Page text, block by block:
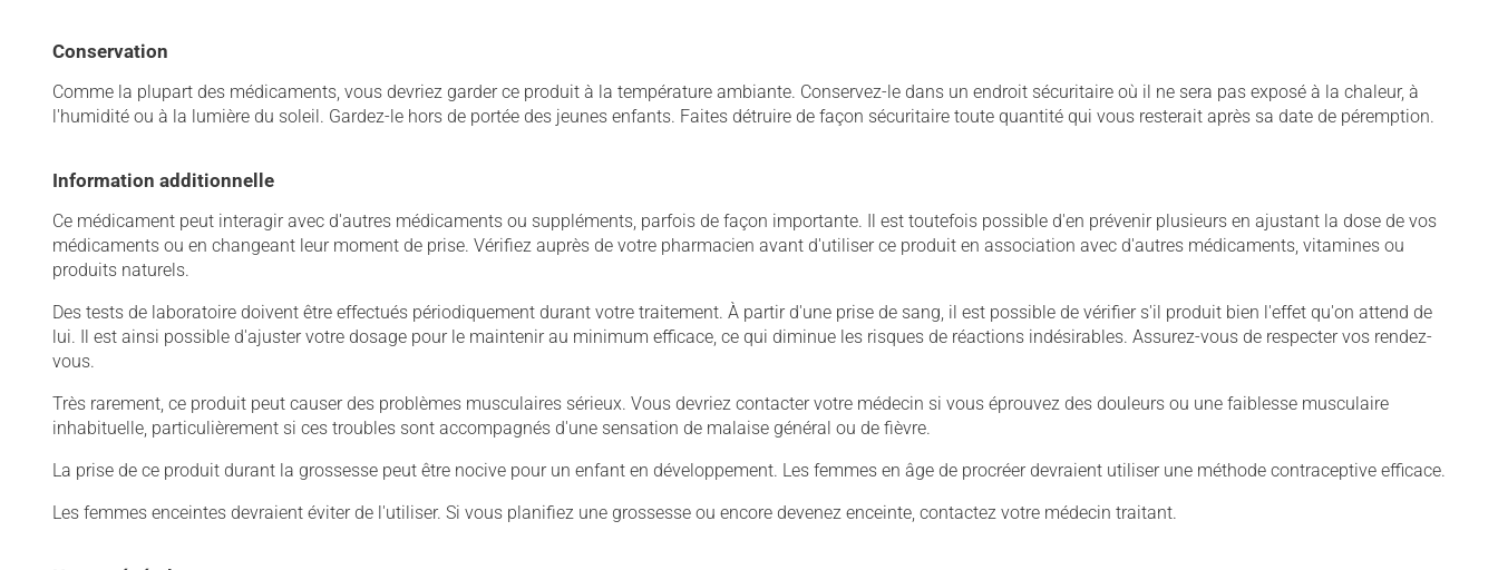
Conservation
Comme la plupart des médicaments, vous devriez garder ce produit à la température ambiante. Conservez-le dans un endroit sécuritaire où il ne sera pas exposé à la chaleur, à
l'humidité ou à la lumière du soleil. Gardez-le hors de portée des jeunes enfants. Faites détruire de façon sécuritaire toute quantité qui vous resterait après sa date de péremption.
Information additionnelle
Ce médicament peut interagir avec d'autres médicaments ou suppléments, parfois de façon importante. Il est toutefois possible d'en prévenir plusieurs en ajustant la dose de vos
médicaments ou en changeant leur moment de prise. Vérifiez auprès de votre pharmacien avant d'utiliser ce produit en association avec d'autres médicaments, vitamines ou
produits naturels.
Des tests de laboratoire doivent être effectués périodiquement durant votre traitement. À partir d'une prise de sang, il est possible de vérifier s'il produit bien l'effet qu'on attend de
lui. Il est ainsi possible d'ajuster votre dosage pour le maintenir au minimum efficace, ce qui diminue les risques de réactions indésirables. Assurez-vous de respecter vos rendez-
vous.
Très rarement, ce produit peut causer des problèmes musculaires sérieux. Vous devriez contacter votre médecin si vous éprouvez des douleurs ou une faiblesse musculaire
inhabituelle, particulièrement si ces troubles sont accompagnés d'une sensation de malaise général ou de fièvre.
La prise de ce produit durant la grossesse peut être nocive pour un enfant en développement. Les femmes en âge de procréer devraient utiliser une méthode contraceptive efficace.
Les femmes enceintes devraient éviter de l'utiliser. Si vous planifiez une grossesse ou encore devenez enceinte, contactez votre médecin traitant.